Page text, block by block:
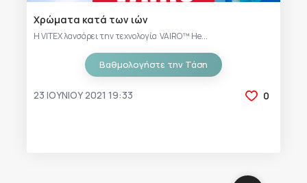
Χρώματα κατά των ιών
Η VITEX λανσάρει την τεχνολογία VAIRO™ He...
Βαθμολογήστε την Τάση
23 ΙΟΥΝΊΟΥ 2021 19:33 0